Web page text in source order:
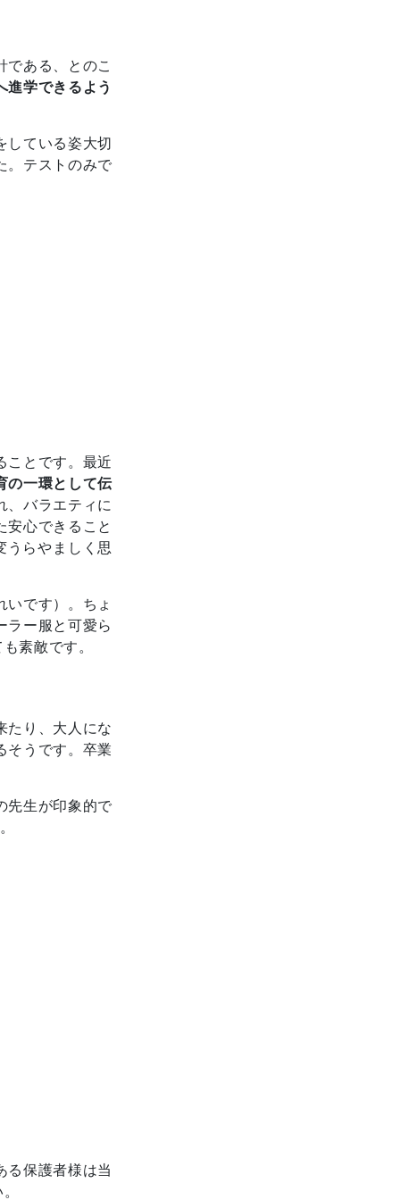
ある、とのこ
進学できるよう
している姿大切
。テストのみで
ことです。最近
の一環として伝
、バラエティに
安心できること
うらやましく思
です）。ちょ
ラー服と可愛ら
素敵です。
たり、大人にな
そうです。卒業
先生が印象的で
る保護者様は当